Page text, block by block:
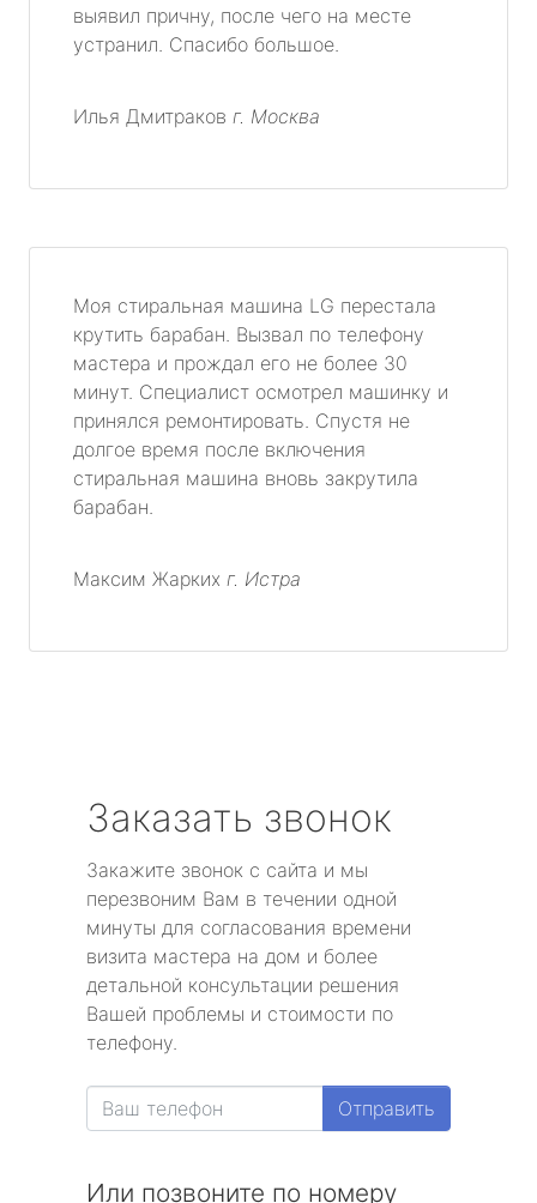
выявил причну, после чего на месте
устранил. Спасибо большое.
Илья Дмитраков г. Москва
Моя стиральная машина LG перестала
крутить барабан. Вызвал по телефону
мастера и прождал его не более 30
минут. Специалист осмотрел машинку и
принялся ремонтировать. Спустя не
долгое время после включения
стиральная машина вновь закрутила
барабан.
Максим Жарких г. Истра
Заказать звонок
Закажите звонок с сайта и мы
перезвоним Вам в течении одной
минуты для согласования времени
визита мастера на дом и более
детальной консультации решения
Вашей проблемы и стоимости по
телефону.
Отправить
Или позвоните по номеру